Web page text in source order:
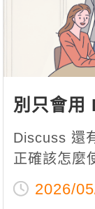
別只會用
文用法讓
Discuss 還
正確該怎麼
以替代它？
你在表達上
2026/